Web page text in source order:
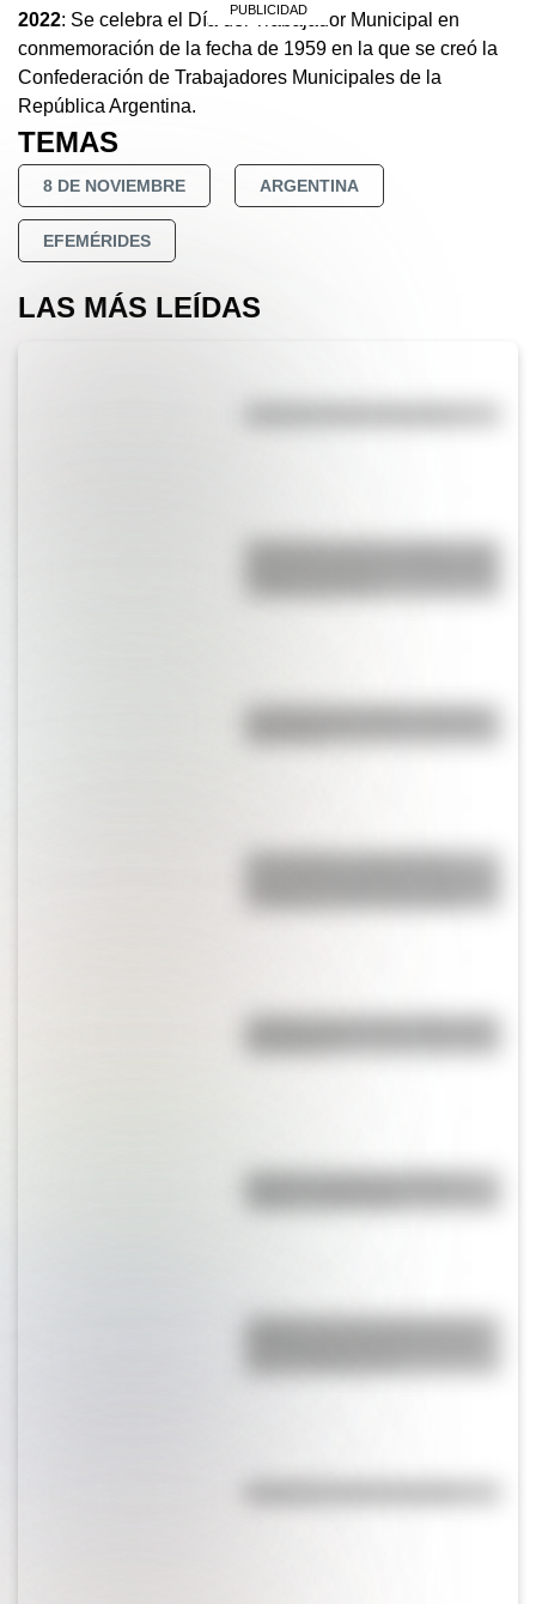
2022: Se celebra el Día del Trabajador Municipal en
conmemoración de la fecha de 1959 en la que se creó la
Confederación de Trabajadores Municipales de la
República Argentina.
TEMAS
8 DE NOVIEMBRE ARGENTINA
EFEMÉRIDES
LAS MÁS LEÍDAS
Efemérides del 6 de agosto: tres
un día como hoy
17 de agosto: actividades y
y segundo ciclo de primaria
¿Sabías cómo fue la infancia de
Bandera de Bolivia: historia,
¿Sabías que Argentina tuvo la
alta de Sudamérica?